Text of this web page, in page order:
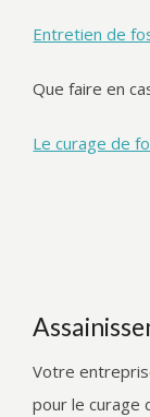
Entretien de
Que faire en
Le curage de
Votre
pour le curage